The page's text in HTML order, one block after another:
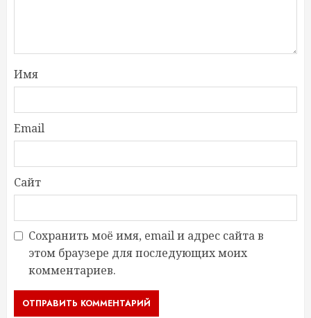
Имя
Email
Сайт
Сохранить моё имя, email и адрес сайта в
этом браузере для последующих моих
комментариев.